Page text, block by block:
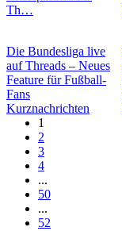
Th…
Die Bundesliga live
auf Threads – Neues
Feature für Fußball-
Fans
Kurznachrichten
1
2
3
4
...
50
...
52